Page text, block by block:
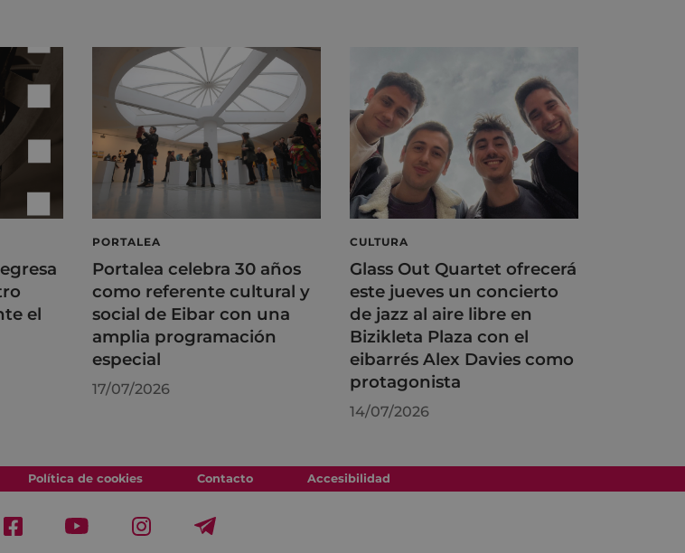
el
PORTALEA
Portalea celebra 30 años
como referente cultural y
social de Eibar con una
amplia programación
especial
17/07/2026
CULTURA
Glass Out Quartet ofrecerá
este jueves un concierto
de jazz al aire libre en
Bizikleta Plaza con el
eibarrés Alex Davies como
protagonista
14/07/2026
Política de cookies Contacto Accesibilidad